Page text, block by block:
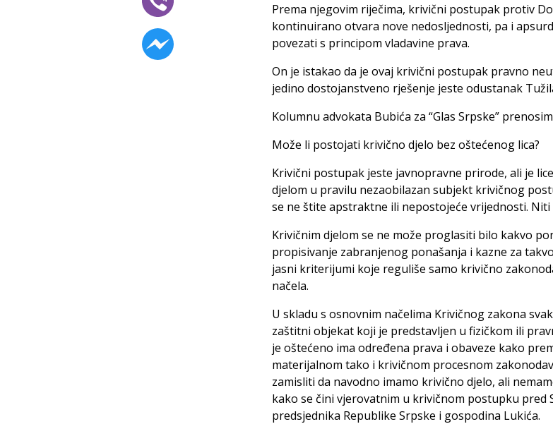
Prema njegovim riječima, krivični postupak protiv
kontinuirano otvara nove nedosljednosti, pa i
povezati s principom vladavine prava.
On je istakao da je ovaj krivični postupak pravno
jedino dostojanstveno rješenje jeste odustanak
Kolumnu advokata Bubića za “Glas Srpske”
Može li postojati krivično djelo bez oštećenog lica?
Krivični postupak jeste javnopravne prirode, ali je
djelom u pravilu nezaobilazan subjekt krivičnog
se ne štite apstraktne ili nepostojeće vrijednosti.
Krivičnim djelom se ne može proglasiti bilo kakvo
propisivanje zabranjenog ponašanja i kazne za
jasni kriterijumi koje reguliše samo krivično
načela.
U skladu s osnovnim načelima Krivičnog zakona
zaštitni objekat koji je predstavljen u fizičkom ili
je oštećeno ima određena prava i obaveze kako
materijalnom tako i krivičnom procesnom
zamisliti da navodno imamo krivično djelo, ali
kako se čini vjerovatnim u krivičnom postupku pred
predsjednika Republike Srpske i gospodina Lukića.